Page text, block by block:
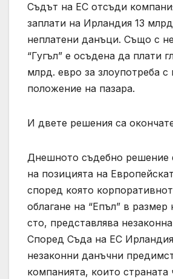
Съдът на ЕС отсъди
заплати на Ирландия 13
неплатени данъци. Също с
“Гугъл” е осъдена да плати
млрд. евро за злоупотреба
положение на пазара.
И двете решения са
Днешното съдебно решение
на позицията на
според която
облагане на “Епъл” в размер
сто, представлява
Според Съда на ЕС
незаконни данъчни
компанията, които страната